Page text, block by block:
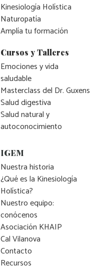
Kinesiología Holística
Naturopatía
Amplía tu formación
Cursos y Talleres
Emociones y vida
saludable
Masterclass del Dr. Guxens
Salud digestiva
Salud natural y
autoconocimiento
IGEM
Nuestra historia
¿Qué es la Kinesiología
Holística?
Nuestro equipo:
conócenos
Asociación KHAIP
Cal Vilanova
Contacto
Recursos